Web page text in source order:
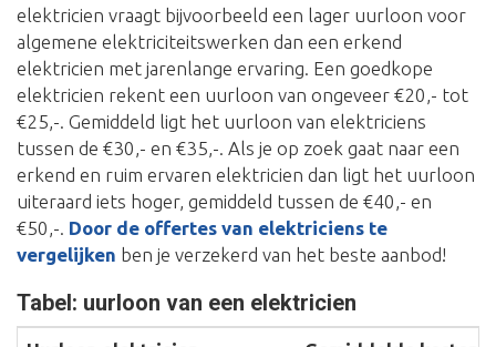
elektricien vraagt bijvoorbeeld een lager uurloon voor
algemene elektriciteitswerken dan een erkend
elektricien met jarenlange ervaring. Een goedkope
elektricien rekent een uurloon van ongeveer €20,- tot
€25,-. Gemiddeld ligt het uurloon van elektriciens
tussen de €30,- en €35,-. Als je op zoek gaat naar een
erkend en ruim ervaren elektricien dan ligt het uurloon
uiteraard iets hoger, gemiddeld tussen de €40,- en
€50,-. Door de offertes van elektriciens te
vergelijken ben je verzekerd van het beste aanbod!
Tabel: uurloon van een elektricien